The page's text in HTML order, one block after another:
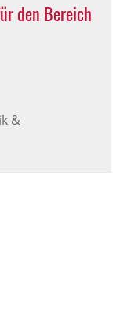
den Bereich
&